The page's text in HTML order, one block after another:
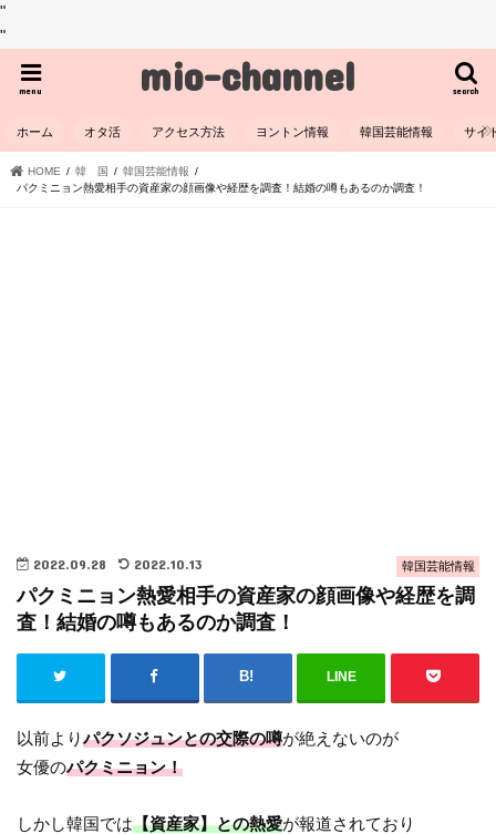
"
"
mio-channel search
menu
ホーム オタ活 アクセス方法 ヨントン情報 韓国芸能情報 サイ
HOME 韓 国
韓国芸能情報
パクミニョン熱愛相手の資産家の顔画像や経歴を調査！結婚の噂もあるのか調査！
韓国芸能情報
2022.09.28 2022.10.13
パクミニョン熱愛相手の資産家の顔画像や経歴を調
査！結婚の噂もあるのか調査！
LINE
以前よりパクソジュンとの交際の噂が絶えないのが
女優のパクミニョン！
しかし韓国では【資産家】との熱愛が報道されており